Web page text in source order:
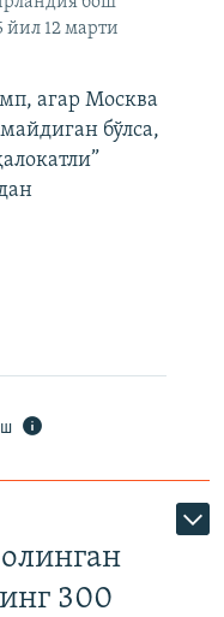
12 марти
агар Москва
бўлса,
300